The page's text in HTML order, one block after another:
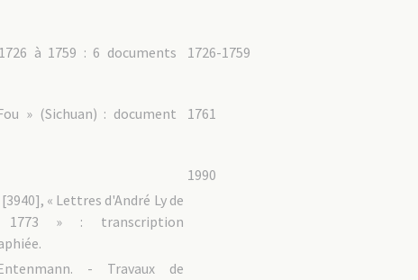
1726-1759
à 1759 : 6 documents
1761
» (Sichuan) : document
1990
« Lettres d'André Ly de
» : transcription
- Travaux de